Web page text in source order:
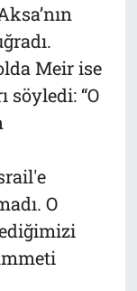
Meir ise
söyledi: “O
O